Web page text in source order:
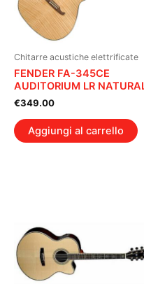
Chitarre acustiche elettrificate
FENDER FA-345CE
AUDITORIUM LR
€349.00
Aggiungi al carrello